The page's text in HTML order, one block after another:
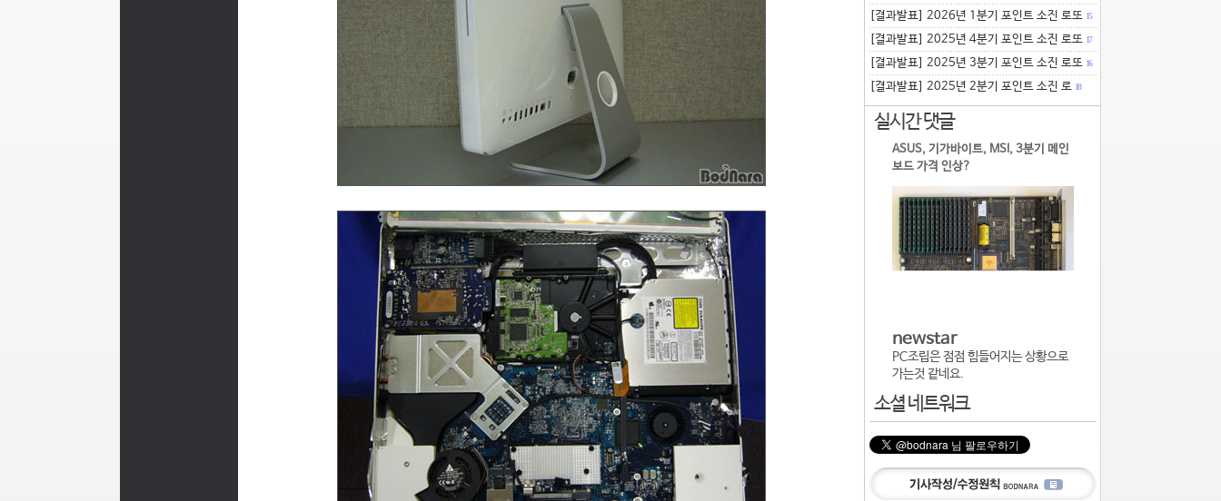
[결과발표] 2026년 1분기 포인트 소진 로또 15
[결과발표] 2025년 4분기 포인트 소진 로또 17
[결과발표] 2025년 3분기 포인트 소진 로또 16
[결과발표] 2025년 2분기 포인트 소진 로 18
실시간 댓글
ASUS, 기가바이트, MSI, 3분기 메인
보드 가격 인상?
newstar
PC조립은 점점 힘들어지는 상황으로
가는것 같네요.
소셜 네트워크